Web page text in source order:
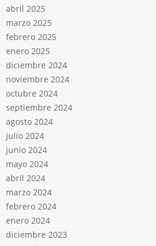
abril 2025
marzo 2025
febrero 2025
enero 2025
diciembre 2024
noviembre 2024
octubre 2024
septiembre 2024
agosto 2024
julio 2024
junio 2024
mayo 2024
abril 2024
marzo 2024
febrero 2024
enero 2024
diciembre 2023